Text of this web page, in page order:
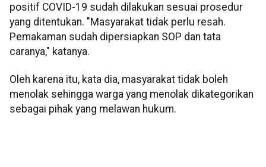
positif COVID-19 sudah dilakukan sesuai prosedur
yang ditentukan. "Masyarakat tidak perlu resah.
Pemakaman sudah dipersiapkan SOP dan tata
caranya," katanya.
Oleh karena itu, kata dia, masyarakat tidak boleh
menolak sehingga warga yang menolak dikategorikan
sebagai pihak yang melawan hukum.